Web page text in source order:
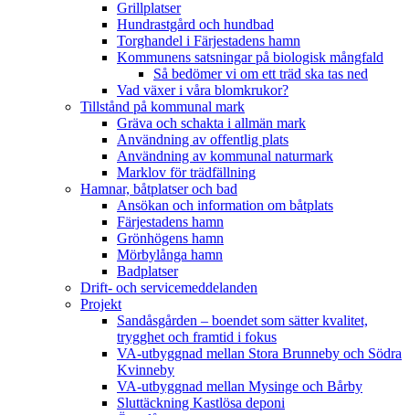
Grillplatser
Hundrastgård och hundbad
Torghandel i Färjestadens hamn
Kommunens satsningar på biologisk mångfald
Så bedömer vi om ett träd ska tas ned
Vad växer i våra blomkrukor?
Tillstånd på kommunal mark
Gräva och schakta i allmän mark
Användning av offentlig plats
Användning av kommunal naturmark
Marklov för trädfällning
Hamnar, båtplatser och bad
Ansökan och information om båtplats
Färjestadens hamn
Grönhögens hamn
Mörbylånga hamn
Badplatser
Drift- och servicemeddelanden
Projekt
Sandåsgården – boendet som sätter kvalitet,
trygghet och framtid i fokus
VA-utbyggnad mellan Stora Brunneby och Södra
Kvinneby
VA-utbyggnad mellan Mysinge och Bårby
Sluttäckning Kastlösa deponi